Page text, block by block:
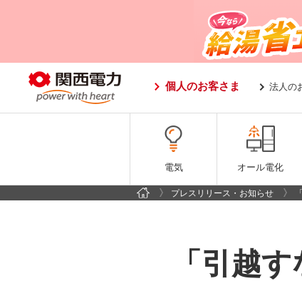
個人のお客さま 法人の
電気 オール電化
プレスリリース・お知らせ
「引越